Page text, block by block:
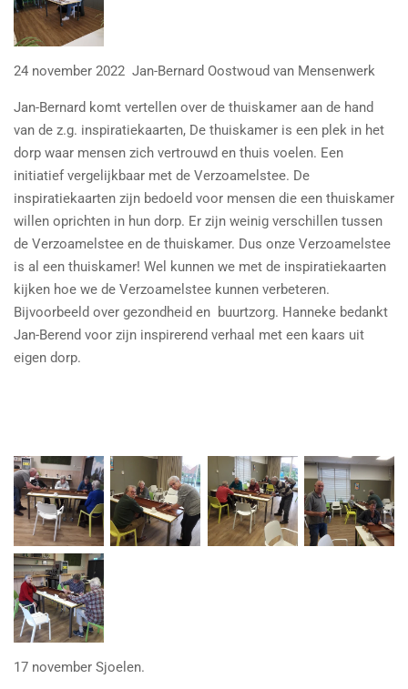
24 november 2022 Jan-Bernard Oostwoud van Mensenwerk
Jan-Bernard komt vertellen over de thuiskamer aan de hand
van de z.g. inspiratiekaarten, De thuiskamer is een plek in het
dorp waar mensen zich vertrouwd en thuis voelen. Een
initiatief vergelijkbaar met de Verzoamelstee. De
inspiratiekaarten zijn bedoeld voor mensen die een thuiskamer
willen oprichten in hun dorp. Er zijn weinig verschillen tussen
de Verzoamelstee en de thuiskamer. Dus onze Verzoamelstee
is al een thuiskamer! Wel kunnen we met de inspiratiekaarten
kijken hoe we de Verzoamelstee kunnen verbeteren.
Bijvoorbeeld over gezondheid en buurtzorg. Hanneke bedankt
Jan-Berend voor zijn inspirerend verhaal met een kaars uit
eigen dorp.
17 november Sjoelen.